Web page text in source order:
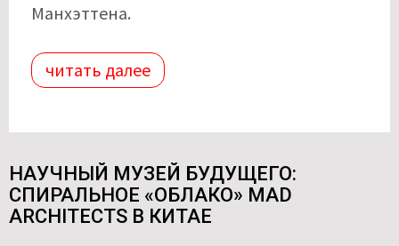
Манхэттена.
читать далее
НАУЧНЫЙ МУЗЕЙ БУДУЩЕГО:
СПИРАЛЬНОЕ «ОБЛАКО» MAD
ARCHITECTS В КИТАЕ